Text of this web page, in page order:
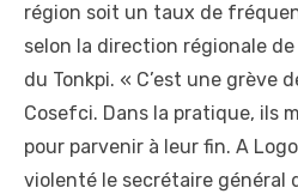
région soit un taux de
selon la direction régionale
du Tonkpi. « C’est une grève
Cosefci. Dans la pratique, ils
pour parvenir à leur fin. A
violenté le secrétaire général